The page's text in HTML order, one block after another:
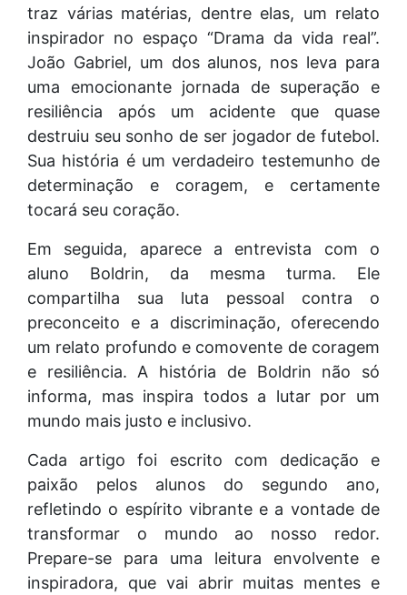
traz várias matérias, dentre elas, um relato
inspirador no espaço “Drama da vida real”.
João Gabriel, um dos alunos, nos leva para
uma emocionante jornada de superação e
resiliência após um acidente que quase
destruiu seu sonho de ser jogador de futebol.
Sua história é um verdadeiro testemunho de
determinação e coragem, e certamente
tocará seu coração.
Em seguida, aparece a entrevista com o
aluno Boldrin, da mesma turma. Ele
compartilha sua luta pessoal contra o
preconceito e a discriminação, oferecendo
um relato profundo e comovente de coragem
e resiliência. A história de Boldrin não só
informa, mas inspira todos a lutar por um
mundo mais justo e inclusivo.
Cada artigo foi escrito com dedicação e
paixão pelos alunos do segundo ano,
refletindo o espírito vibrante e a vontade de
transformar o mundo ao nosso redor.
Prepare-se para uma leitura envolvente e
inspiradora, que vai abrir muitas mentes e